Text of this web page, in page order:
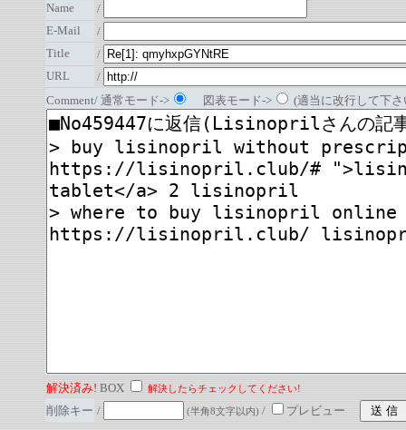
Name
/
E-Mail
/
Title
/
URL
/
Comment/ 通常モード->
図表モード-> (適当に改行して下
解決済み!BOX 解決したらチェックしてください!
削除キー / (半角8文字以内)/ プレビュー